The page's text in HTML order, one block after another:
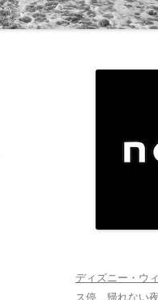
ディズニー・ウ
ス停、帰れない夜